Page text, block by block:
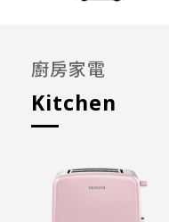
廚房家電
Kitchen